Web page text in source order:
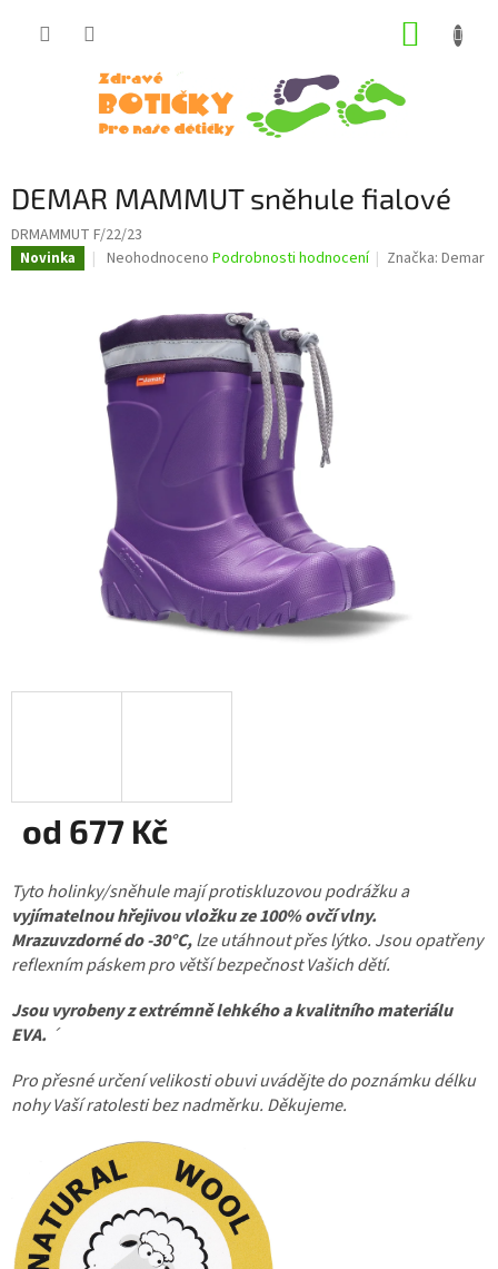
DEMAR MAMMUT sněhule fialové
DRMAMMUT F/22/23
Novinka
Průměrné
0,0
z
5
hvězdiček.
Neohodnoceno Podrobnosti hodnocení Značka:Demar
od 677 Kč
cena:
Tyto holinky/sněhule mají protiskluzovou podrážku a
vyjímatelnou hřejivou vložku ze 100% ovčí vlny.
Mrazuvzdorné do -30°C,lze utáhnout přes lýtko. Jsou opatřeny
reflexním páskem pro větší bezpečnost Vašich dětí.
Jsou vyrobeny z extrémně lehkého a kvalitního materiálu
EVA. ´
Pro přesné určení velikosti obuvi uvádějte do poznámku délku
nohy Vaší ratolesti bez nadměrku. Děkujeme.